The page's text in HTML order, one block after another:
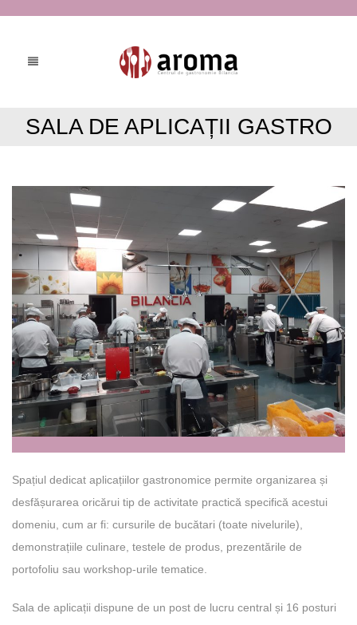
SALA DE APLICAȚII GASTRO
Spațiul dedicat aplicațiilor gastronomice permite organizarea și
desfășurarea oricărui tip de activitate practică specifică acestui
domeniu, cum ar fi: cursurile de bucătari (toate nivelurile),
demonstrațiile culinare, testele de produs, prezentările de
portofoliu sau workshop-urile tematice.
Sala de aplicații dispune de un post de lucru central și 16 posturi